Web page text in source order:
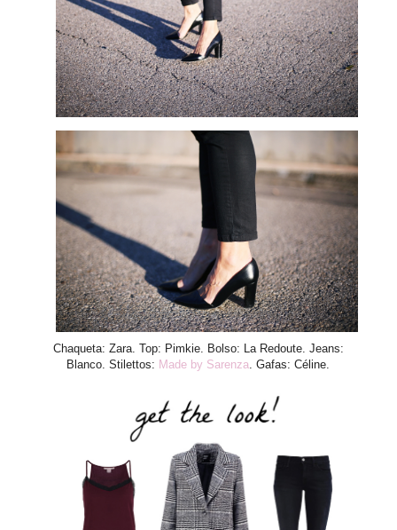
Chaqueta: Zara. Top: Pimkie. Bolso: La Redoute. Jeans:
Blanco. Stilettos: Made by Sarenza. Gafas: Céline.